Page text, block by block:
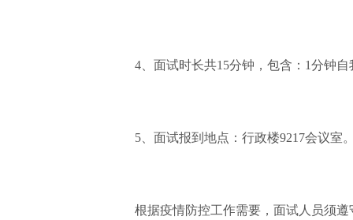
4、面试时长共15分钟，包含：1分钟
5、面试报到地点：行政楼9217会议室
根据疫情防控工作需要，面试人员须遵